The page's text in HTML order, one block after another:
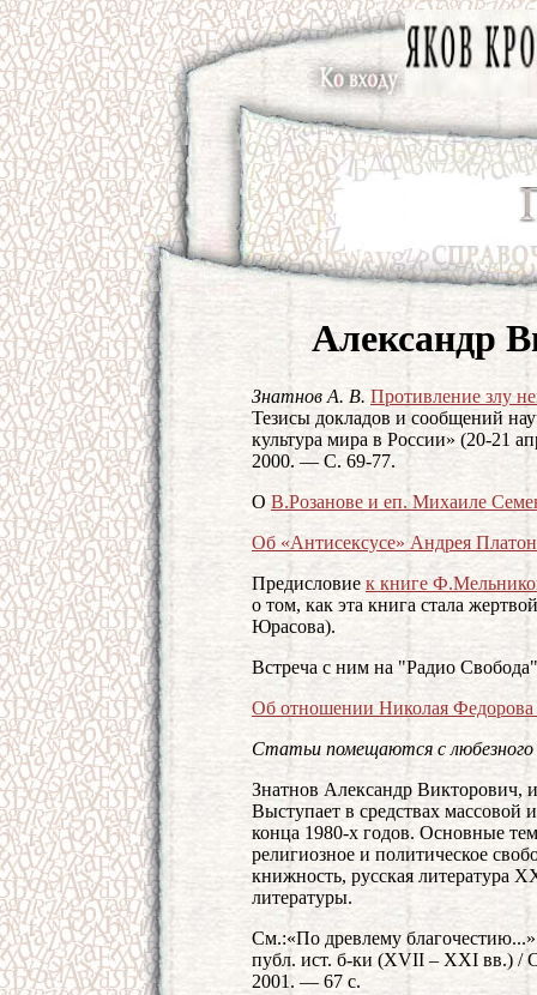
Александр
Знатнов А. В. Противление злу
Тезисы докладов и сообщений
культура мира в России» (20-21
2000. — С. 69-77.
О В.Розанове и еп. Михаиле
Об «Антисексусе» Андрея
Предисловие к книге
о том, как эта книга стала
Юрасова).
Встреча с ним на "Радио
Об отношении Николая Федорова
Статьи помещаются с
Знатнов Александр Викторович,
Выступает в средствах
конца 1980-х годов. Основные
религиозное и политическое
книжность, русская литература
литературы.
См.:«По древлему
публ. ист. б-ки (XVII – XXI вв.) /
2001. — 67 с.